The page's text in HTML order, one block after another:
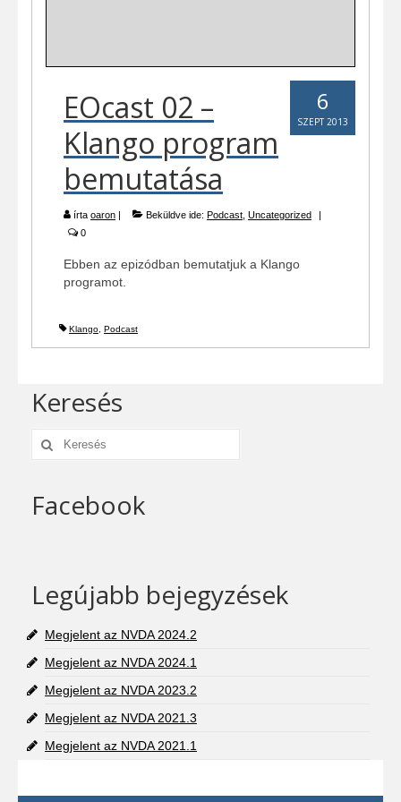
6
SZEPT 2013
EOcast 02 –
Klango program
bemutatása
írta oaron Beküldve ide: Podcast, Uncategorized
0
Ebben az epizódban bemutatjuk a Klango
programot.
Klango, Podcast
Keresés
Keresés:
Facebook
Legújabb bejegyzések
Megjelent az NVDA 2024.2
Megjelent az NVDA 2024.1
Megjelent az NVDA 2023.2
Megjelent az NVDA 2021.3
Megjelent az NVDA 2021.1